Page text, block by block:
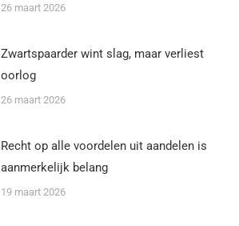
26 maart 2026
Zwartspaarder wint slag, maar verliest
oorlog
26 maart 2026
Recht op alle voordelen uit aandelen is
aanmerkelijk belang
19 maart 2026